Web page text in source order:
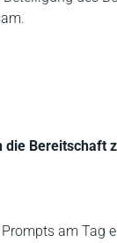
die Bereitschaft
am Tag